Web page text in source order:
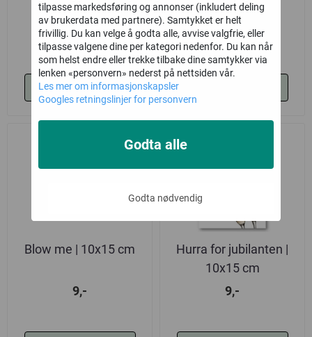
9,-
Kjøp
5x15 cm
9,-
Blow me | 10x15 cm
9,-
Hurra for jubilanten |
10x15 cm
9,-
tilpasse markedsføring og annonser (inkludert deling
av brukerdata med partnere). Samtykket er helt
frivillig. Du kan velge å godta alle, avvise valgfrie, eller
tilpasse valgene dine per kategori nedenfor. Du kan når
som helst endre eller trekke tilbake dine samtykker via
lenken «personvern» nederst på nettsiden vår.
Les mer om informasjonskapsler
Googles retningslinjer for personvern
Godta nødvendig
Godta alle